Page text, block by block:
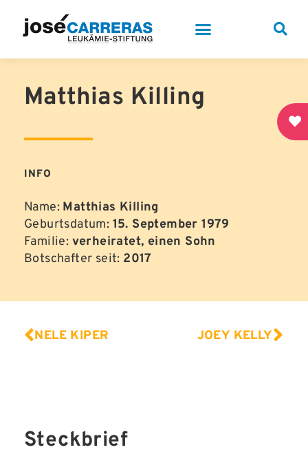
Matthias Killing
INFO
Name: Matthias Killing
Geburtsdatum: 15. September 1979
Familie: verheiratet, einen Sohn
Botschafter seit: 2017
NELE KIPER JOEY KELLY
Steckbrief